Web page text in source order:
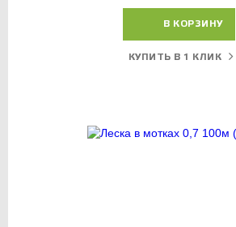
В КОРЗИНУ
КУПИТЬ В 1 КЛИК